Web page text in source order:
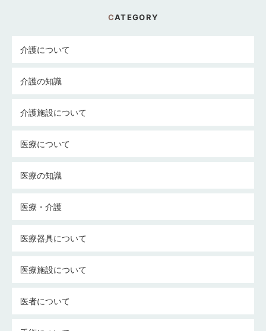
CATEGORY
介護について
介護の知識
介護施設について
医療について
医療の知識
医療・介護
医療器具について
医療施設について
医者について